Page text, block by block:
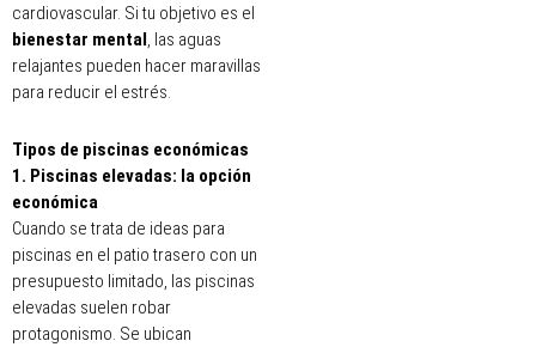
cardiovascular. Si tu objetivo es el
bienestar mental, las aguas
relajantes pueden hacer maravillas
para reducir el estrés.
Tipos de piscinas económicas
1. Piscinas elevadas: la opción
económica
Cuando se trata de ideas para
piscinas en el patio trasero con un
presupuesto limitado, las piscinas
elevadas suelen robar
protagonismo. Se ubican